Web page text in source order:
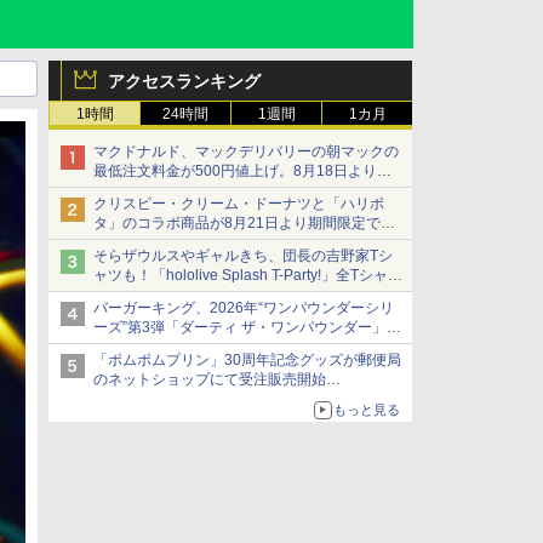
アクセスランキング
1時間 24時間 1週間 1カ月
マクドナルド、マックデリバリーの朝マックの
最低注文料金が500円値上げ。8月18日より
1,500円から受付
クリスピー・クリーム・ドーナツと「ハリポ
タ」のコラボ商品が8月21日より期間限定で発
売
組分け帽子ドーナツなど見た目も楽しい商品が
登場
そらザウルスやギャルきち、団長の吉野家Tシ
ャツも！「hololive Splash T-Party!」全Tシャツ
ラインナップ公開＆オンライン販売開始
バーガーキング、2026年“ワンパウンダーシリ
ーズ”第3弾「ダーティ ザ・ワンパウンダー」を
8月7日発売
「特製ガーリックマヨソース」を使用した超大
型チーズバーガー
「ポムポムプリン」30周年記念グッズが郵便局
のネットショップにて受注販売開始
「おもちもちもちクッション」など今年だけの
もっと見る